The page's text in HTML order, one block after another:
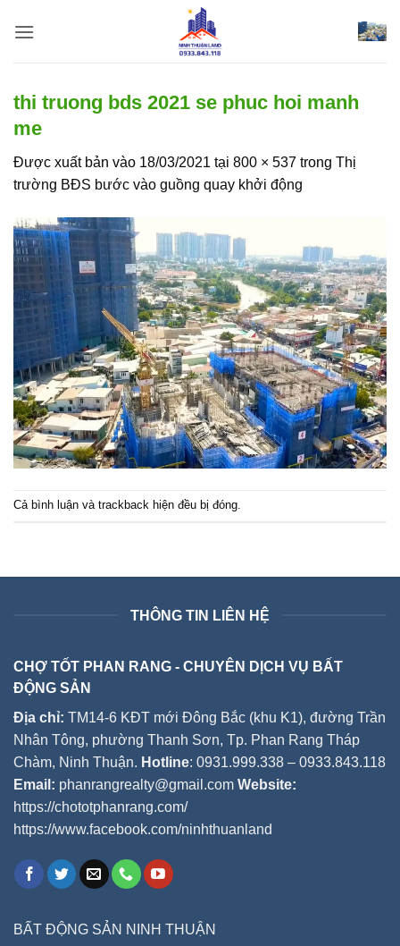
qua
thi truong bds 2021 se phuc hoi manh
me
Được xuất bản vào 18/03/2021 tại 800 × 537 trong Thị
trường BĐS bước vào guồng quay khởi động
Cả bình luận và trackback hiện đều bị đóng.
THÔNG TIN LIÊN HỆ
CHỢ TỐT PHAN RANG - CHUYÊN DỊCH VỤ BẤT
ĐỘNG SẢN
Địa chỉ: TM14-6 KĐT mới Đông Bắc (khu K1), đường Trần
Nhân Tông, phường Thanh Sơn, Tp. Phan Rang Tháp
Chàm, Ninh Thuận. Hotline: 0931.999.338 – 0933.843.118
Email: phanrangrealty@gmail.com Website:
https://chototphanrang.com/
https://www.facebook.com/ninhthuanland
BẤT ĐỘNG SẢN NINH THUẬN